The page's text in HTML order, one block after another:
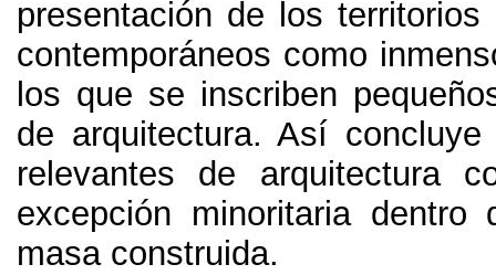
presentación de los territorios
contemporáneos como
los que se inscriben
de arquitectura. Así
relevantes de arquitectura
excepción minoritaria dentro
masa construida.